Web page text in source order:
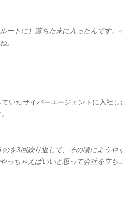
ートに）落ちた末に入ったんです
。
いたサイバーエージェントに入社
を3回繰り返して、その頃によう
ちゃえばいいと思って会社を立ち